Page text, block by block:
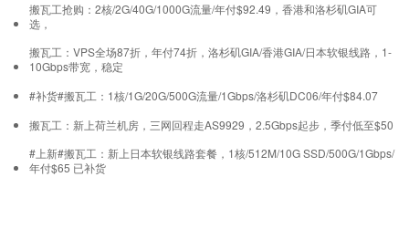
搬瓦工抢购：2核/2G/40G/1000G流量/年付$92.49，香港和洛杉矶GIA可
选，
搬瓦工：VPS全场87折，年付74折，洛杉矶GIA/香港GIA/日本软银线路，1-
10Gbps带宽，稳定
#补货#搬瓦工：1核/1G/20G/500G流量/1Gbps/洛杉矶DC06/年付$84.07
搬瓦工：新上荷兰机房，三网回程走AS9929，2.5Gbps起步，季付低至$50
#上新#搬瓦工：新上日本软银线路套餐，1核/512M/10G SSD/500G/1Gbps/
年付$65 已补货